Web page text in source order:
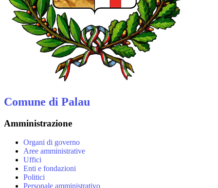
Comune di Palau
Amministrazione
Organi di governo
Aree amministrative
Uffici
Enti e fondazioni
Politici
Personale amministrativo